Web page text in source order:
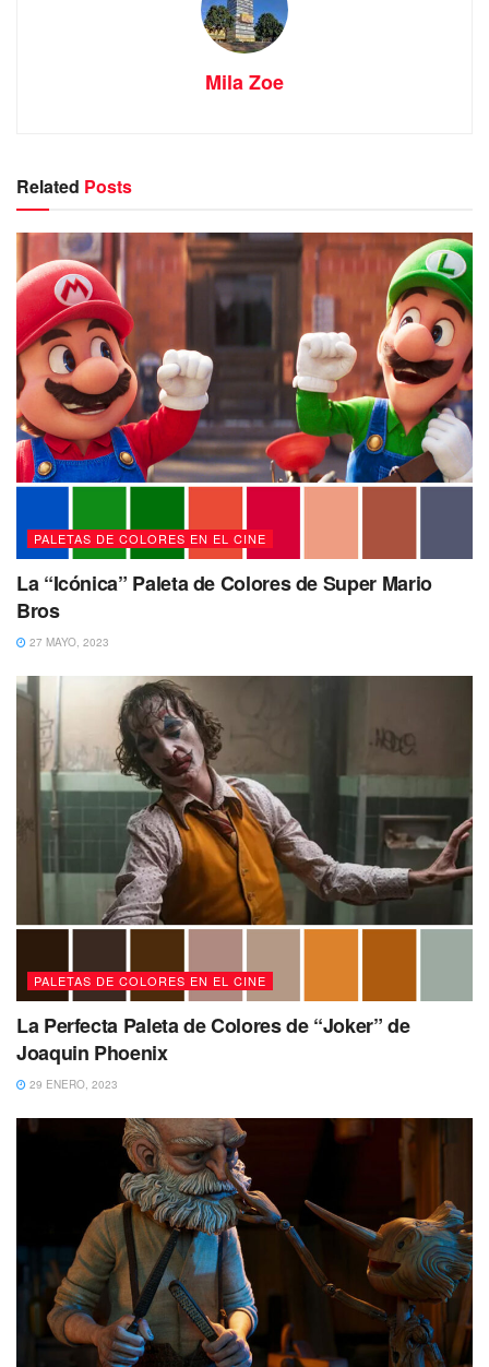
Mila Zoe
Related Posts
PALETAS DE COLORES EN EL CINE
La “Icónica” Paleta de Colores de Super Mario
Bros
27 MAYO, 2023
PALETAS DE COLORES EN EL CINE
La Perfecta Paleta de Colores de “Joker” de
Joaquin Phoenix
29 ENERO, 2023